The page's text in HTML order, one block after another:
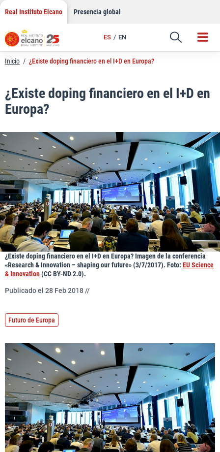
Saltar
contenido
Real Instituto Elcano Presencia global
ES EN
Enlace
Inicio / ¿Existe doping financiero en el I+D en Europa?
¿Existe doping financiero en el I+D en
Europa?
¿Existe doping financiero en el I+D en Europa? Imagen de la conferencia
«Research & Innovation – shaping our future» (3/7/2017). Foto: EU Science
& Innovation(CC BY-ND 2.0).
Publicado el 28 Feb 2018 //
Futuro de Europa